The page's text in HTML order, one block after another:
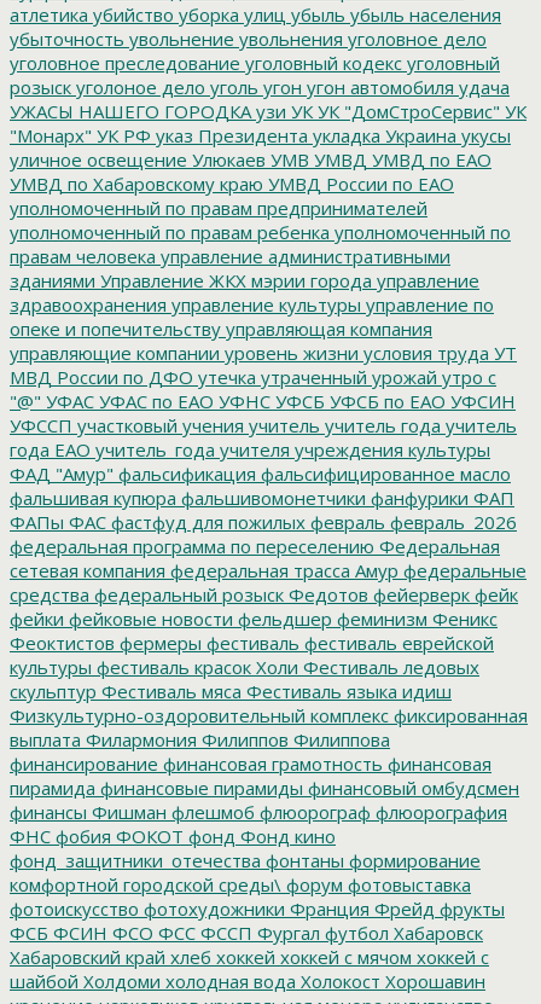
атлетика убийство уборка улиц убыль убыль населения
убыточность увольнение увольнения уголовное дело
уголовное преследование уголовный кодекс уголовный
розыск уголоное дело уголь угон угон автомобиля удача
УЖАСЫ НАШЕГО ГОРОДКА узи УК УК "ДомСтроСервис" УК
"Монарх" УК РФ указ Президента укладка Украина укусы
уличное освещение Улюкаев УМВ УМВД УМВД по ЕАО
УМВД по Хабаровскому краю УМВД России по ЕАО
уполномоченный по правам предпринимателей
уполномоченный по правам ребенка уполномоченный по
правам человека управление административными
зданиями Управление ЖКХ мэрии города управление
здравоохранения управление культуры управление по
опеке и попечительству управляющая компания
управляющие компании уровень жизни условия труда УТ
МВД России по ДФО утечка утраченный урожай утро с
"@" УФАС УФАС по ЕАО УФНС УФСБ УФСБ по ЕАО УФСИН
УФССП участковый учения учитель учитель года учитель
года ЕАО учитель_года учителя учреждения культуры
ФАД "Амур" фальсификация фальсифицированное масло
фальшивая купюра фальшивомонетчики фанфурики ФАП
ФАПы ФАС фастфуд для пожилых февраль февраль_2026
федеральная программа по переселению Федеральная
сетевая компания федеральная трасса Амур федеральные
средства федеральный розыск Федотов фейерверк фейк
фейки фейковые новости фельдшер феминизм Феникс
Феоктистов фермеры фестиваль фестиваль еврейской
культуры фестиваль красок Холи Фестиваль ледовых
скульптур Фестиваль мяса Фестиваль языка идиш
Физкультурно-оздоровительный комплекс фиксированная
выплата Филармония Филиппов Филиппова
финансирование финансовая грамотность финансовая
пирамида финансовые пирамиды финансовый омбудсмен
финансы Фишман флешмоб флюорограф флюорография
ФНС фобия ФОКОТ фонд Фонд кино
фонд_защитники_отечества фонтаны формирование
комфортной городской среды\ форум фотовыставка
фотоискусство фотохудожники Франция Фрейд фрукты
ФСБ ФСИН ФСО ФСС ФССП Фургал футбол Хабаровск
Хабаровский край хлеб хоккей хоккей с мячом хоккей с
шайбой Холдоми холодная вода Холокост Хорошавин